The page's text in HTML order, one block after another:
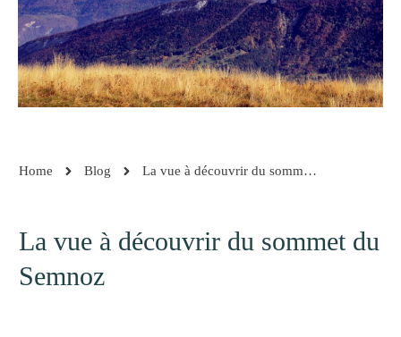
Home Blog La vue à découvrir du sommet du Semnoz
La vue à découvrir du sommet du
Semnoz